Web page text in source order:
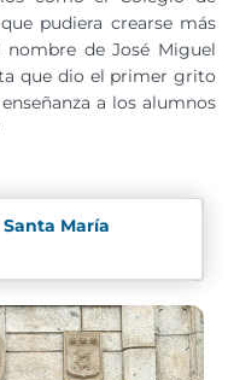
pudiera crearse más
de José Miguel
que dio el primer grito
a los alumnos
María